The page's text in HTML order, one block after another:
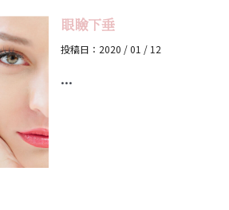
眼瞼下垂
投稿日：2020 / 01 / 12
...